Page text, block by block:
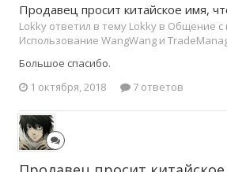
Продавец просит китайское имя,
Lokky ответил в тему Lokky в Общение с
Использование WangWang и
Большое спасибо.
1 октября, 2018
7 ответов